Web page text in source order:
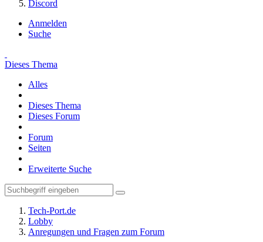
Discord
Anmelden
Suche
Dieses Thema
Alles
Dieses Thema
Dieses Forum
Forum
Seiten
Erweiterte Suche
Tech-Port.de
Lobby
Anregungen und Fragen zum Forum